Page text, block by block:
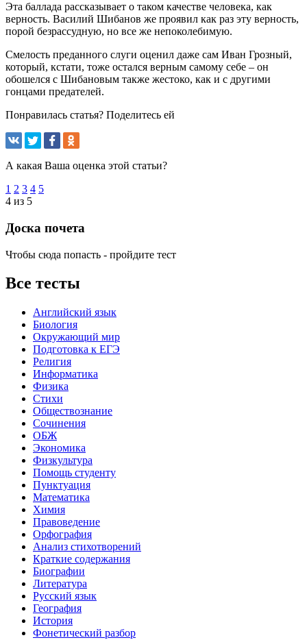
Эта баллада рассказывает о таком качестве человека, как
верность. Василий Шибанов же проявил как раз эту верность,
порой безрассудную, но все же непоколебимую.
Смелость преданного слуги оценил даже сам Иван Грозный,
который, кстати, тоже остался верным самому себе – он
обошелся с Шибановым также жестоко, как и с другими
гонцами предателей.
Понравилась статья? Поделитесь ей
А какая Ваша оценка этой статьи?
1 2 3 4 5
4 из 5
Доска почета
Чтобы сюда попасть - пройдите тест
Все тесты
Английский язык
Биология
Окружающий мир
Подготовка к ЕГЭ
Религия
Информатика
Физика
Стихи
Обществознание
Сочинения
ОБЖ
Экономика
Физкультура
Помощь студенту
Пунктуация
Математика
Химия
Правоведение
Орфография
Анализ стихотворений
Краткие содержания
Биографии
Литература
Русский язык
География
История
Фонетический разбор